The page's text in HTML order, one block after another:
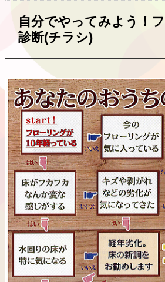
自分でやってみよう！
診断(チラシ)